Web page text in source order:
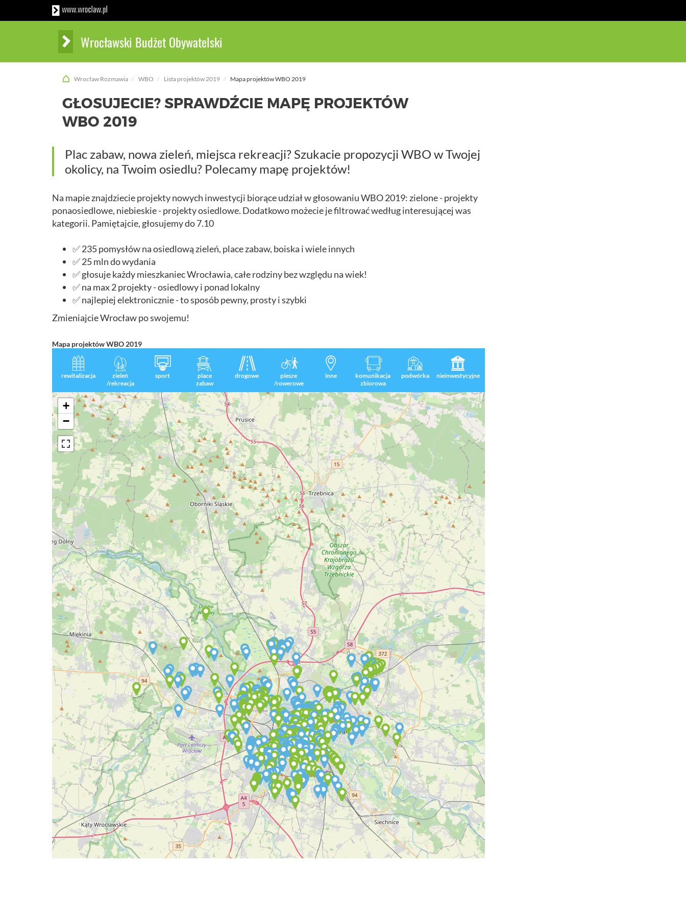
Wrocławski Budżet Obywatelski
Wrocław Rozmawia WBO Lista projektów 2019 Mapa projektów WBO 2019
GŁOSUJECIE? SPRAWDŹCIE MAPĘ PROJEKTÓW
WBO 2019
Plac zabaw, nowa zieleń, miejsca rekreacji? Szukacie propozycji WBO w Twojej
okolicy, na Twoim osiedlu? Polecamy mapę projektów!
Na mapie znajdziecie projekty nowych inwestycji biorące udział w głosowaniu WBO 2019: zielone - projekty
ponaosiedlowe, niebieskie - projekty osiedlowe. Dodatkowo możecie je filtrować według interesującej was
kategorii. Pamiętajcie, głosujemy do 7.10
✅ 235 pomysłów na osiedlową zieleń, place zabaw, boiska i wiele innych
✅ 25 mln do wydania
✅ głosuje każdy mieszkaniec Wrocławia, całe rodziny bez względu na wiek!
✅ na max 2 projekty - osiedlowy i ponad lokalny
✅ najlepiej elektronicznie - to sposób pewny, prosty i szybki
Zmieniajcie Wrocław po swojemu!
Mapa projektów WBO 2019
rewitalizacja
zieleń
/rekreacja
sport
place
zabaw
drogowe
piesze
/rowerowe
inne
komunikacja
zbiorowa
podwórka nieinwestycyjne
+
−